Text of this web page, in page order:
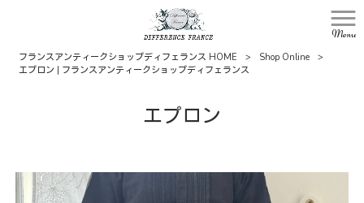
Menu
フランスアンティークショップディフェランス HOME > Shop Online
>
エプロン | フランスアンティークショップディフェランス
エプロン